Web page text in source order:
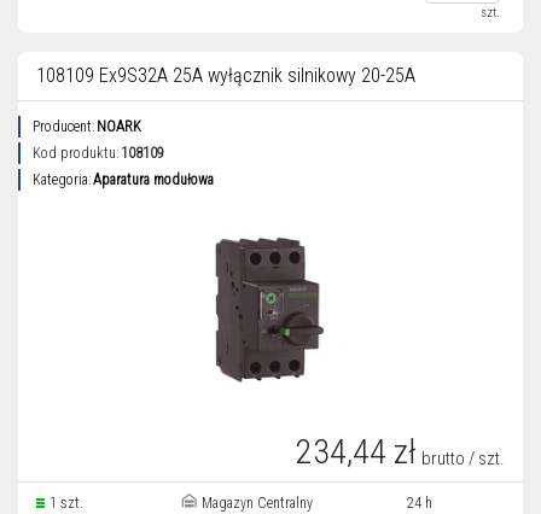
szt.
108109 Ex9S32A 25A wyłącznik silnikowy 20-25A
Producent: NOARK
Kod produktu: 108109
Kategoria:Aparatura modułowa
234,44 zł brutto / szt.
1 szt. Magazyn Centralny 24 h